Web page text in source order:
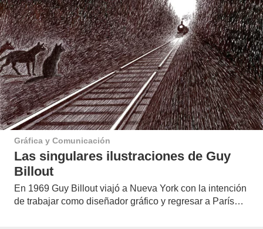
Gráfica y Comunicación
Las singulares ilustraciones de Guy
Billout
En 1969 Guy Billout viajó a Nueva York con la intención
de trabajar como diseñador gráfico y regresar a París…